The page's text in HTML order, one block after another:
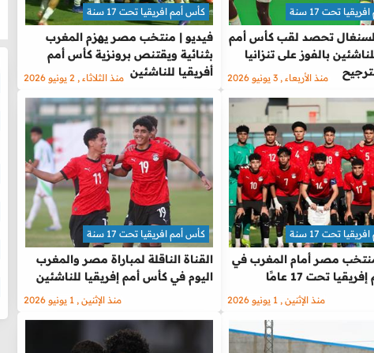
تحصد لقب كأس أمم
بالفوز على تنزانيا
تحت 17 سنة
منذ الأربعاء , 3 يونيو 2026
فيديو | منتخب مصر يهزم المغرب
بثنائية ويقتنص برونزية كأس أمم
أفريقيا للناشئين
كأس أمم افريقيا تحت 17 سنة
منذ الثلاثاء , 2 يونيو 2026
مصر أمام المغرب في
تحت 17 عامًا
تحت 17 سنة
منذ الإثنين , 1 يونيو 2026
القناة الناقلة لمباراة مصر والمغرب
اليوم في كأس أمم إفريقيا للناشئين
كأس أمم افريقيا تحت 17 سنة
منذ الإثنين , 1 يونيو 2026